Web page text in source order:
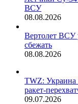
ВСУ
08.08.2026
Вертолет ВСУ
сбежать
08.08.2026
TWZ: Украина
ракет-
09.07.2026